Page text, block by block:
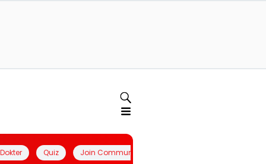
Quiz Join Community